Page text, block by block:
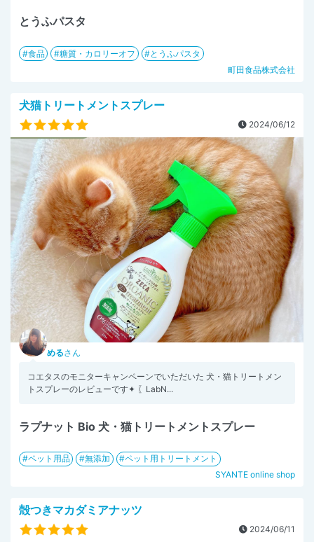
とうふパスタ
食品 糖質・カロリーオフ
とうふパスタ
町田食品株式会社
犬猫トリートメントスプレー
2024/06/12
めるさん
コエタスのモニターキャンペーンでいただいた 犬・猫トリートメン
トスプレーのレビューです✦ 〖LabN...
ラプナット Bio 犬・猫トリートメントスプレー
ペット用品 無添加
ペット用トリートメント
SYANTE online shop
殻つきマカダミアナッツ
2024/06/11